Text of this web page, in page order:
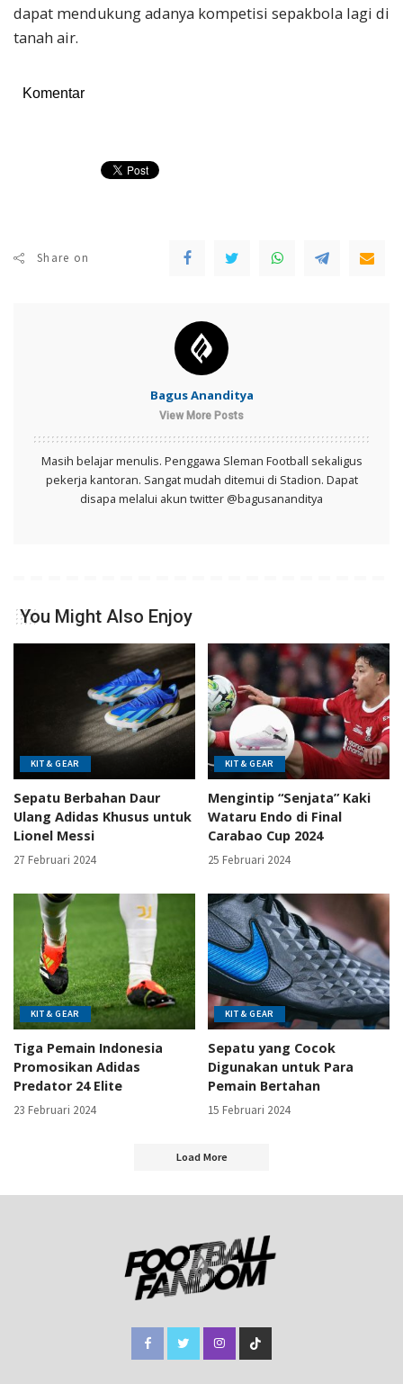
dapat mendukung adanya kompetisi sepakbola lagi di
tanah air.
Komentar
Share on
Bagus Ananditya
View More Posts
Masih belajar menulis. Penggawa Sleman Football sekaligus
pekerja kantoran. Sangat mudah ditemui di Stadion. Dapat
disapa melalui akun twitter @bagusananditya
You Might Also Enjoy
KIT & GEAR
Sepatu Berbahan Daur
Ulang Adidas Khusus untuk
Lionel Messi
27 Februari 2024
KIT & GEAR
Mengintip “Senjata” Kaki
Wataru Endo di Final
Carabao Cup 2024
25 Februari 2024
KIT & GEAR
Tiga Pemain Indonesia
Promosikan Adidas
Predator 24 Elite
23 Februari 2024
KIT & GEAR
Sepatu yang Cocok
Digunakan untuk Para
Pemain Bertahan
15 Februari 2024
Load More